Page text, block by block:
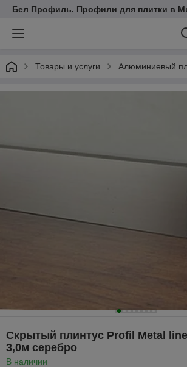
Бел Профиль. Профили для плитки в
Товары и услуги Алюминиевый
Скрытый плинтус Profil Metal
3,0м серебро
В наличии